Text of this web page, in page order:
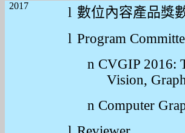
2017 l 數位內容產品獎
l Program
n CVGIP 2016:
Vision,
n Computer